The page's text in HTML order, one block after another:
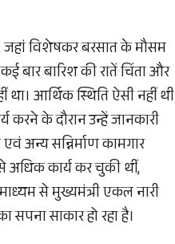
जहां विशेषकर बरसात के मौसम
बार बारिश की रातें चिंता और
आर्थिक स्थिति ऐसी नहीं थी
करने के दौरान उन्हें जानकारी
अन्य सन्निर्माण कामगार
अधिक कार्य कर चुकी थीं,
से मुख्यमंत्री एकल नारी
साकार हो रहा है।